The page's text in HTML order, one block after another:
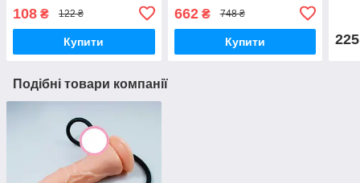
108 ₴ 122 ₴
Купити
662₴ 748 ₴
Купити 225
Подібні товари компанії